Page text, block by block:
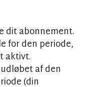
dit abonnement.
for den periode,
aktivt.
af den
(din